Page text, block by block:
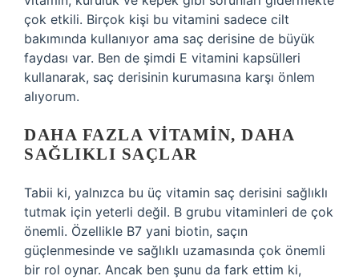
çok etkili. Birçok kişi bu vitamini sadece cilt
bakımında kullanıyor ama saç derisine de büyük
faydası var. Ben de şimdi E vitamini kapsülleri
kullanarak, saç derisinin kurumasına karşı önlem
alıyorum.
DAHA FAZLA VITAMIN, DAHA
SAĞLIKLI SAÇLAR
Tabii ki, yalnızca bu üç vitamin saç derisini sağlıklı
tutmak için yeterli değil. B grubu vitaminleri de çok
önemli. Özellikle B7 yani biotin, saçın
güçlenmesinde ve sağlıklı uzamasında çok önemli
bir rol oynar. Ancak ben şunu da fark ettim ki,